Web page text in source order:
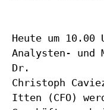
Heute um
Analysten- und
Dr.
Christoph
Itten (CFO)